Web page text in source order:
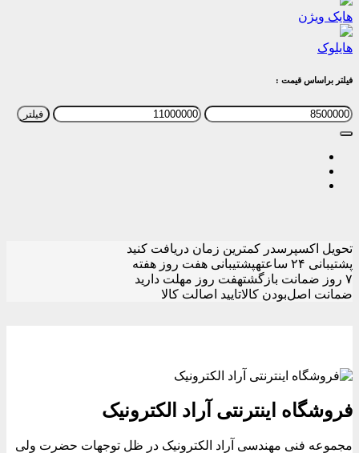
هایک ویژن
هایلوک
فیلتر براساس قیمت :
حداقل
حداکثر
فیلتر
تحویل اکسپرسدر کمترین زمان دریافت کنید
پشتیبانی ۲۴ ساعته
پشتیبانی هفت روز هفته
۷ روز ضمانت بازگشت
هفت روز مهلت دارید
ضمانت اصل‌بودن کالاتایید اصالت کالا
فروشگاه اینترنتی آراد الکترونیک
مجموعه فنی مهندسی آراد الکترونیک در ظل توجهات حضرت ولی